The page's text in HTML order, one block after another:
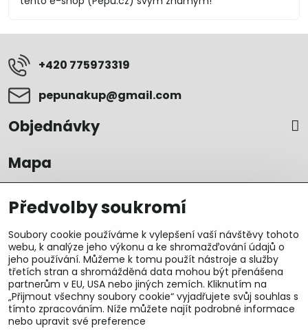
+420 775973319
pepunakup​@gmail​.com
Objednávky
Mapa
Předvolby soukromí
Soubory cookie používáme k vylepšení vaší návštěvy tohoto
webu, k analýze jeho výkonu a ke shromažďování údajů o
jeho používání. Můžeme k tomu použít nástroje a služby
třetích stran a shromážděná data mohou být přenášena
partnerům v EU, USA nebo jiných zemích. Kliknutím na
„Přijmout všechny soubory cookie“ vyjadřujete svůj souhlas s
tímto zpracováním. Níže můžete najít podrobné informace
nebo upravit své preference